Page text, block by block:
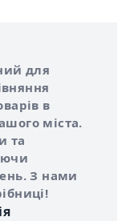
для
в
міста.
та
З нами